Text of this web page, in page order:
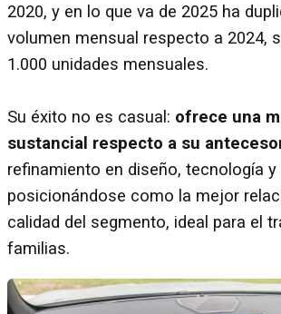
2020, y en lo que va de 2025 ha
volumen mensual respecto a 2024,
1.000 unidades mensuales.
Su éxito no es casual: ofrece una
sustancial respecto a su
refinamiento en diseño, tecnología y
posicionándose como la mejor
calidad del segmento, ideal para el
familias.